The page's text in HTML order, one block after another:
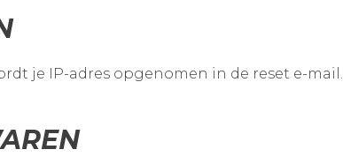
je IP-adres opgenomen in de reset e-mail.